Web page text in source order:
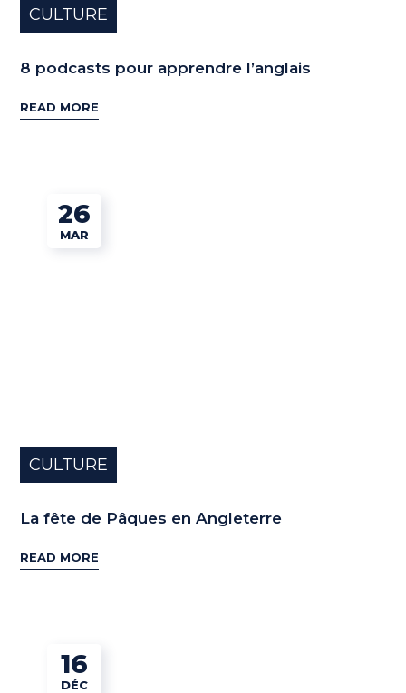
CULTURE
8 podcasts pour apprendre l’anglais
READ MORE
26
MAR
CULTURE
La fête de Pâques en Angleterre
READ MORE
16
DÉC